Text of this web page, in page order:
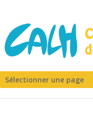
Sélectionner une page